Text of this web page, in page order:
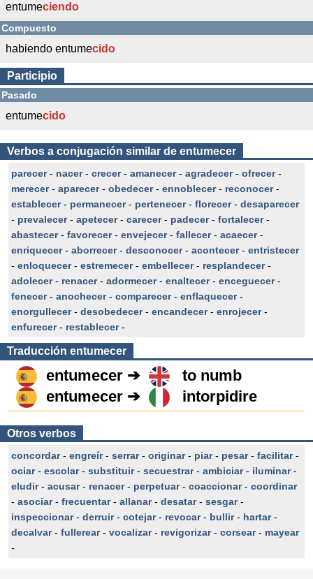
entumeciendo
Compuesto
habiendo entumecido
Participio
Pasado
entumecido
Verbos a conjugación similar de entumecer
parecer- nacer- crecer- amanecer- agradecer- ofrecer-
merecer- aparecer- obedecer- ennoblecer- reconocer-
establecer- permanecer- pertenecer- florecer- desaparecer
- prevalecer- apetecer- carecer- padecer- fortalecer-
abastecer- favorecer- envejecer- fallecer- acaecer-
enriquecer- aborrecer- desconocer- acontecer- entristecer
- enloquecer- estremecer- embellecer- resplandecer-
adolecer- renacer- adormecer- enaltecer- enceguecer-
fenecer- anochecer- comparecer- enflaquecer-
enorgullecer- desobedecer- encandecer- enrojecer-
enfurecer- restablecer-
Traducción entumecer
entumecer ➔
to numb
entumecer ➔
intorpidire
Otros verbos
concordar- engreír- serrar- originar- piar- pesar- facilitar-
ociar- escolar- substituir- secuestrar- ambiciar- iluminar-
eludir- acusar- renacer- perpetuar- coaccionar- coordinar
- asociar- frecuentar- allanar- desatar- sesgar-
inspeccionar- derruir- cotejar- revocar- bullir- hartar-
decalvar- fullerear- vocalizar- revigorizar- corsear- mayear
-